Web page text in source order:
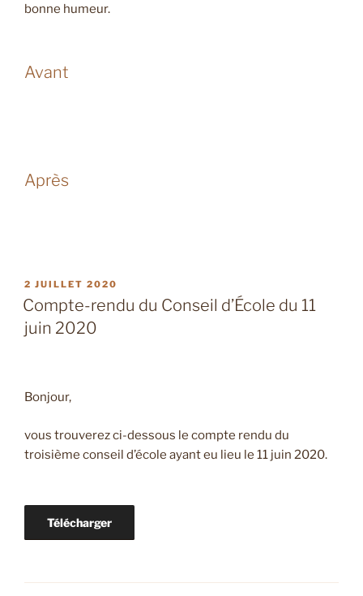
bonne humeur.
Avant
Après
PUBLIÉ
LE
2 JUILLET 2020
Compte-rendu du Conseil d’École du 11
juin 2020
Bonjour,
vous trouverez ci-dessous le compte rendu du
troisième conseil d’école ayant eu lieu le 11 juin 2020.
Télécharger